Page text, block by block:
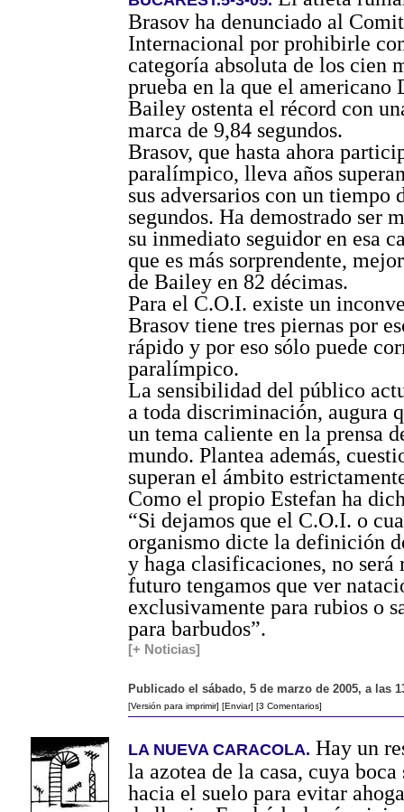
Brasov ha denunciado al
Internacional por prohibirle
categoría absoluta de los cien
prueba en la que el americano
Bailey ostenta el récord con
marca de 9,84 segundos.
Brasov, que hasta ahora
paralímpico, lleva años
sus adversarios con un tiempo
segundos. Ha demostrado ser
su inmediato seguidor en esa
que es más sorprendente,
de Bailey en 82 décimas.
Para el C.O.I. existe un
Brasov tiene tres piernas por
rápido y por eso sólo puede
paralímpico.
La sensibilidad del público
a toda discriminación, augura
un tema caliente en la prensa
mundo. Plantea además,
superan el ámbito
Como el propio Estefan ha
“Si dejamos que el C.O.I. o
organismo dicte la definición
y haga clasificaciones, no será
futuro tengamos que ver
exclusivamente para rubios o
para barbudos”.
[+ Noticias]
Publicado el sábado, 5 de marzo de 2005, a las
[Versión para imprimir] [Enviar] [3 Comentarios]
LA NUEVA CARACOLA. Hay un
la azotea de la casa, cuya boca
hacia el suelo para evitar